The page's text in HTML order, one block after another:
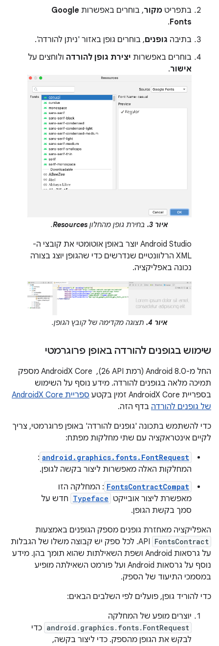
בתפריט מקור, בוחרים באפשרות Google
Fonts
.
בתיבה גופנים, בוחרים גופן באזור 'ניתן להורדה'.
בוחרים באפשרות יצירת גופן להורדה ולוחצים על
אישור.
איור 3. בחירת גופן מהחלון Resources
.
‫Android Studio יוצר באופן אוטומטי את קובצי ה-
XML הרלוונטיים שנדרשים כדי שהגופן יוצג בצורה
נכונה באפליקציה.
איור 4. תצוגה מקדימה של קובץ הגופן.
שימוש בגופנים להורדה באופן פרוגרמטי
החל מ-Android 8.0 (רמת API‏ 26), ‏ AndroidX Core מספק
תמיכה מלאה בגופנים להורדה. מידע נוסף על השימוש
בספריית AndroidX Core זמין בקטע
ספריית AndroidX Core
של גופנים להורדה בדף הזה.
כדי להשתמש בתכונה 'גופנים להורדה' באופן פרוגרמטי, צריך
לקיים אינטראקציה עם שתי מחלקות מפתח:
android.graphics.fonts.FontRequest
:
המחלקות האלה מאפשרות ליצור בקשה לגופן.
FontsContractCompat : המחלקה הזו
מאפשרת ליצור אובייקט Typeface חדש על
סמך בקשת הגופן.
האפליקציה מאחזרת גופנים מספק הגופנים באמצעות
FontsContract
API. לכל ספק יש קבוצה משלו של הגבלות
על גרסאות Android ושפת השאילתות שהוא תומך בהן. מידע
נוסף על גרסאות Android ועל פורמט השאילתה מופיע
במסמכי התיעוד של הספק.
כדי להוריד גופן, פועלים לפי השלבים הבאים:
יוצרים מופע של המחלקה
android.graphics.fonts.FontRequest כדי
לבקש את הגופן מהספק. כדי ליצור בקשה,